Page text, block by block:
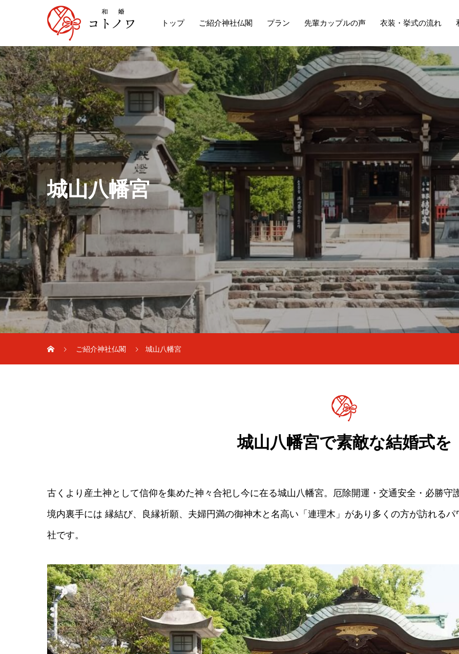
トップ ご紹介神社仏閣 プラン 先輩カップルの声 衣装・挙式の流れ
城山八幡宮
ご紹介神社仏閣 城山八幡宮
城山八幡宮で素敵な結婚式を
古くより産土神として信仰を集めた神々合祀し今に在る城山八幡宮。厄除開運・交通安全・必勝守
境内裏手には 縁結び、良縁祈願、夫婦円満の御神木と名高い「連理木」があり多くの方が訪れる
社です。